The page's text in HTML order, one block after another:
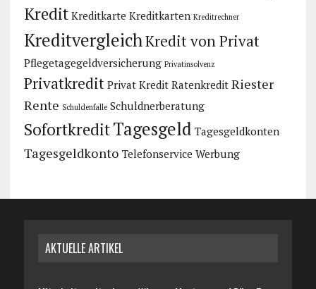
Kredit Kreditkarte Kreditkarten Kreditrechner
KreditvergleichKredit von Privat
Pflegetagegeldversicherung Privatinsolvenz
Privatkredit Privat Kredit Ratenkredit Riester
Rente Schuldenfalle Schuldnerberatung
SofortkreditTagesgeld Tagesgeldkonten
Tagesgeldkonto Telefonservice Werbung
AKTUELLE ARTIKEL